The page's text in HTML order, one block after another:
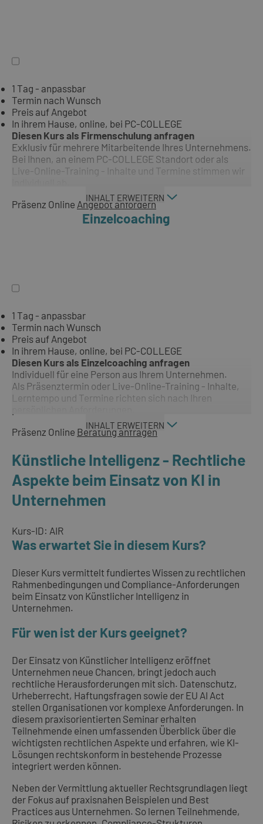
1 Tag - anpassbar
Termin nach Wunsch
Preis auf Angebot
In ihrem Hause, online, bei PC-COLLEGE
Diesen Kurs als Firmenschulung anfragen
Exklusiv für mehrere Mitarbeitende Ihres Unternehmens.
Bei Ihnen, an einem PC-COLLEGE Standort oder als
Live-Online-Training - Inhalte und Termine stimmen wir
INHALT ERWEITERN
Präsenz Online Angebot anfordern
Einzelcoaching
1 Tag - anpassbar
Termin nach Wunsch
Preis auf Angebot
In ihrem Hause, online, bei PC-COLLEGE
Diesen Kurs als Einzelcoaching anfragen
Individuell für eine Person aus Ihrem Unternehmen.
Als Präsenztermin oder Live-Online-Training - Inhalte,
Lerntempo und Termine richten sich nach Ihren
INHALT ERWEITERN
Präsenz Online Beratung anfragen
Künstliche Intelligenz - Rechtliche
Aspekte beim Einsatz von KI in
Unternehmen
Kurs-ID: AIR
Was erwartet Sie in diesem Kurs?
Dieser Kurs vermittelt fundiertes Wissen zu rechtlichen
Rahmenbedingungen und Compliance-Anforderungen
beim Einsatz von Künstlicher Intelligenz in
Unternehmen.
Für wen ist der Kurs geeignet?
Der Einsatz von Künstlicher Intelligenz eröffnet
Unternehmen neue Chancen, bringt jedoch auch
rechtliche Herausforderungen mit sich. Datenschutz,
Urheberrecht, Haftungsfragen sowie der EU AI Act
stellen Organisationen vor komplexe Anforderungen. In
diesem praxisorientierten Seminar erhalten
Teilnehmende einen umfassenden Überblick über die
wichtigsten rechtlichen Aspekte und erfahren, wie KI-
Lösungen rechtskonform in bestehende Prozesse
integriert werden können.
Neben der Vermittlung aktueller Rechtsgrundlagen liegt
der Fokus auf praxisnahen Beispielen und Best
Practices aus Unternehmen. So lernen Teilnehmende,